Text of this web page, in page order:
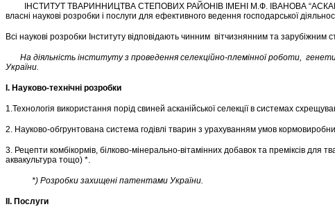
ІНСТИТУТ ТВАРИННИЦТВА СТЕПОВИХ РАЙОНІВ ІМЕНІ М.Ф. ІВАНОВА
власні наукові розробки і послуги для ефективного ведення господарської
Всі наукові розробки Інституту відповідають чинним вітчизнянним та зарубіжним
На діяльність інституту з проведення селекційно-племінної роботи,
України.
І. Науково-технічні розробки
1.Технологія використання порід свиней асканійської селекції в системах
2. Науково-обгрунтована система годівлі тварин з урахуванням умов
3. Рецепти комбікормів, білково-мінерально-вітамінних добавок та преміксів
аквакультура тощо) *.
*) Розробки захищені патентами України.
ІІ. Послуги